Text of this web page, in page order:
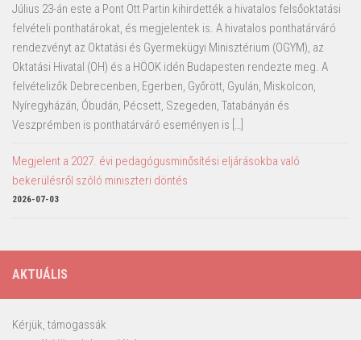
Július 23-án este a Pont Ott Partin kihirdették a hivatalos felsőoktatási
felvételi ponthatárokat, és megjelentek is. A hivatalos ponthatárváró
rendezvényt az Oktatási és Gyermekügyi Minisztérium (OGYM), az
Oktatási Hivatal (OH) és a HÖOK idén Budapesten rendezte meg. A
felvételizők Debrecenben, Egerben, Győrött, Gyulán, Miskolcon,
Nyíregyházán, Óbudán, Pécsett, Szegeden, Tatabányán és
Veszprémben is ponthatárváró eseményen is […]
Megjelent a 2027. évi pedagógusminősítési eljárásokba való
bekerülésről szóló miniszteri döntés
2026-07-03
AKTUÁLIS
Kérjük, támogassák